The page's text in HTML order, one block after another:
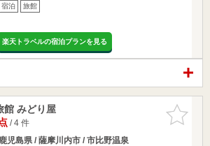
宿泊 旅館
楽天トラベルの宿泊プランを見る
お気に入
りに追加
館 みどり屋
/ 4 件
鹿児島県 / 薩摩川内市 / 市比野温泉